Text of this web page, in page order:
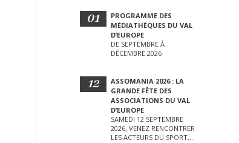
01
PROGRAMME DES
MÉDIATHÈQUES DU VAL
D’EUROPE
DE SEPTEMBRE À
DÉCEMBRE 2026
12
ASSOMANIA 2026 : LA
GRANDE FÊTE DES
ASSOCIATIONS DU VAL
D’EUROPE
SAMEDI 12 SEPTEMBRE
2026, VENEZ RENCONTRER
LES ACTEURS DU SPORT,